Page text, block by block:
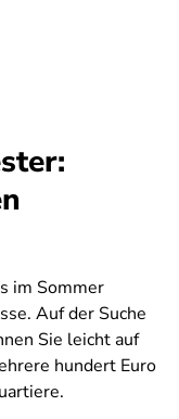
im Sommer
Auf der Suche
Sie leicht auf
hundert Euro